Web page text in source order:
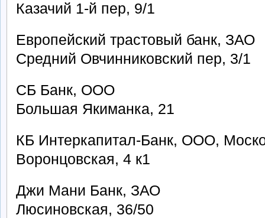
Казачий 1-й пер, 9/1
Европейский трастовый банк, ЗАО
Средний Овчинниковский пер, 3/1
СБ Банк, ООО
Большая Якиманка, 21
КБ Интеркапитал-Банк, ООО,
Воронцовская, 4 к1
Джи Мани Банк, ЗАО
Люсиновская, 36/50